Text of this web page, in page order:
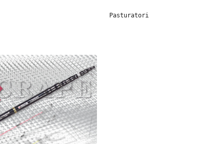
Pasturatori